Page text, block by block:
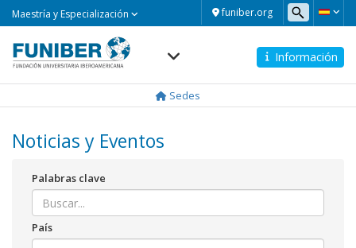
funiber.org
Maestría y Especialización
Información
Sedes
Noticias y Eventos
Palabras clave
País